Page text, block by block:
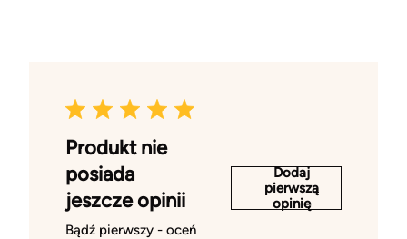
Produkt nie
posiada
jeszcze opinii
Bądź pierwszy - oceń
Dodaj
pierwszą
opinię